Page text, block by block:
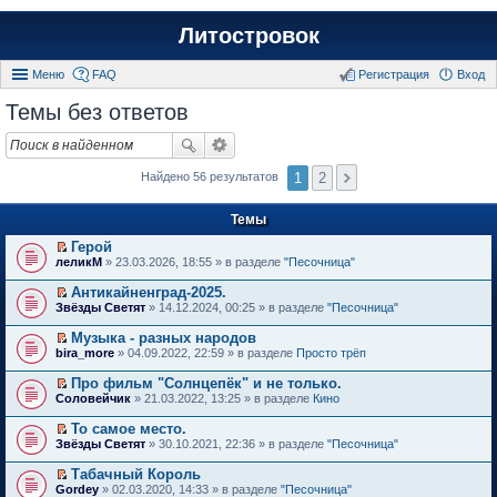
Литостровок
Меню FAQ Вход
Регистрация
Темы без ответов
Найдено 56 результатов 1 2
Темы
П
р
е
й
т
и
к
е
р
в
о
м
у
е
п
Герой
леликМ » 23.03.2026, 18:55 » в разделе "Песочница"
П
р
е
й
т
и
к
е
р
в
о
м
у
Антикайненград-2025.
Звёзды Светят » 14.12.2024, 00:25 » в разделе "Песочница"
П
р
е
й
т
и
к
е
Музыка - разных народов
bira_more » 04.09.2022, 22:59 » в разделе Просто трёп
П
р
й
т
и
к
Про фильм "Солнцепёк" и не только.
Соловейчик » 21.03.2022, 13:25 » в разделе Кино
П
р
й
То самое место.
Звёзды Светят » 30.10.2021, 22:36 » в разделе "Песочница"
П
Табачный Король
Gordey » 02.03.2020, 14:33 » в разделе "Песочница"